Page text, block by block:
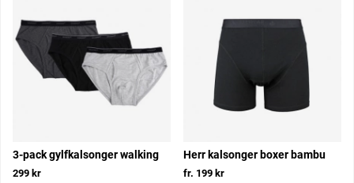
3-pack gylfkalsonger walking
299 kr
Herr kalsonger boxer bambu
fr. 199 kr